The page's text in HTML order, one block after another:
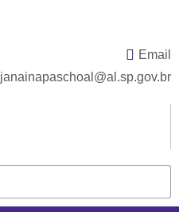
Email
janainapaschoal@al.sp.gov.br